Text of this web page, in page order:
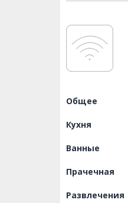
Общее
Кухня
Ванные
Прачечная
Развлечения